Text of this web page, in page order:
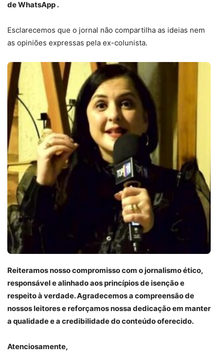
de WhatsApp .
Esclarecemos que o jornal não compartilha as ideias nem
as opiniões expressas pela ex-colunista.
Reiteramos nosso compromisso com o jornalismo ético,
responsável e alinhado aos princípios de isenção e
respeito à verdade. Agradecemos a compreensão de
nossos leitores e reforçamos nossa dedicação em manter
a qualidade e a credibilidade do conteúdo oferecido.
Atenciosamente,